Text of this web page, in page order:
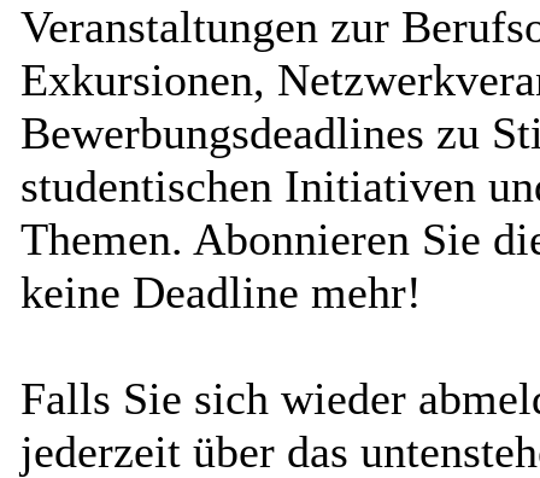
Veranstaltungen zur
Exkursionen,
Bewerbungsdeadlines zu
studentischen Initiativen
Themen. Abonnieren Sie
keine Deadline mehr!
Falls Sie sich wieder
jederzeit über das